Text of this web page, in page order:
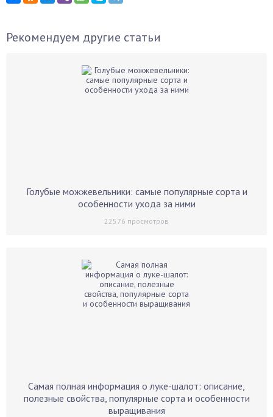
Рекомендуем другие статьи
Голубые можжевельники: самые популярные сорта и
особенности ухода за ними
22576 просмотров
Самая полная информация о луке-шалот: описание,
полезные свойства, популярные сорта и особенности
выращивания